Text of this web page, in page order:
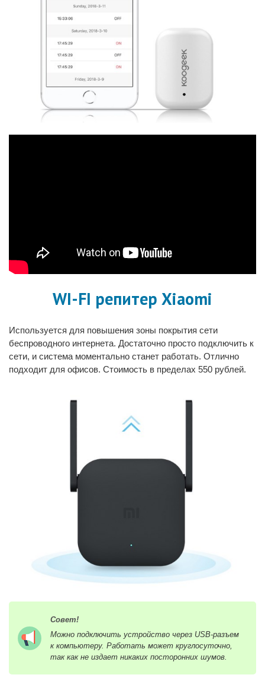
WI-FI репитер Xiaomi
Используется для повышения зоны покрытия сети
беспроводного интернета. Достаточно просто подключить к
сети, и система моментально станет работать. Отлично
подходит для офисов. Стоимость в пределах 550 рублей.
Совет!
Можно подключить устройство через USB-разъем
к компьютеру. Работать может круглосуточно,
так как не издает никаких посторонних шумов.